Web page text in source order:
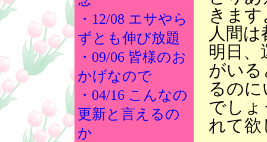
・12/08 エサやら
ずとも伸び放題
・09/06 皆様のお
かげなので
・04/16 こんなの
更新と言えるの
か
きま
人間
明日、
がいる
るの
でしょ
れて欲